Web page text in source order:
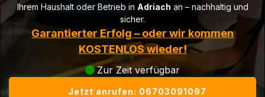
Ihrem Haushalt oder Betrieb in Adriach an – nachhaltig und
sicher.
Garantierter Erfolg – oder wir kommen
KOSTENLOS wieder!
Zur Zeit verfügbar
Jetzt anrufen: 06703091097